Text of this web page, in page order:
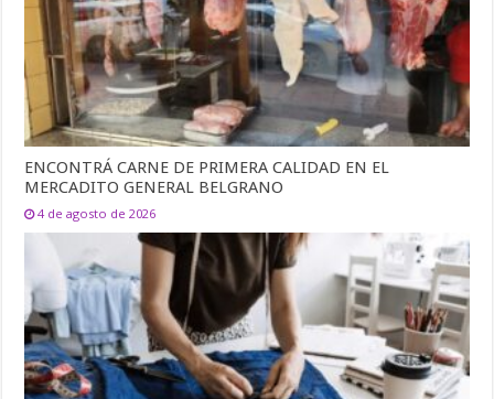
ENCONTRÁ CARNE DE PRIMERA CALIDAD EN EL
MERCADITO GENERAL BELGRANO
4 de agosto de 2026